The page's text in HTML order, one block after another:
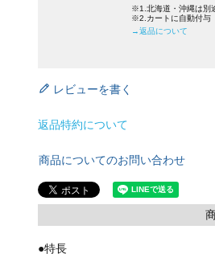
※1.北海道・沖縄は別
※2.カートに自動付与
→返品について
レビューを書く
返品特約について
商品についてのお問い合わせ
●特長